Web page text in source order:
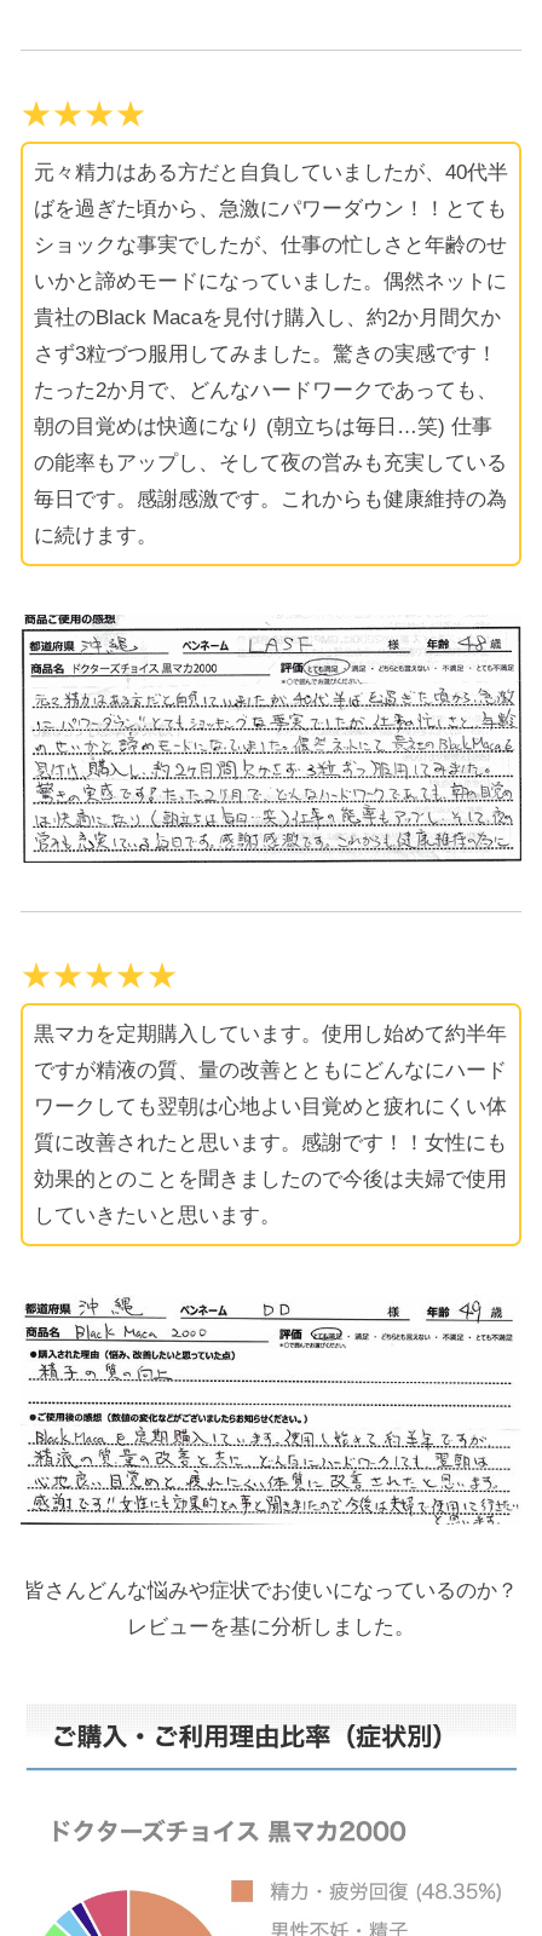
★★★★
元々精力はある方だと自負していましたが、40代半
ばを過ぎた頃から、急激にパワーダウン！！とても
ショックな事実でしたが、仕事の忙しさと年齢のせ
いかと諦めモードになっていました。偶然ネットに
貴社のBlack Macaを見付け購入し、約2か月間欠か
さず3粒づつ服用してみました。驚きの実感です！
たった2か月で、どんなハードワークであっても、
朝の目覚めは快適になり (朝立ちは毎日…笑) 仕事
の能率もアップし、そして夜の営みも充実している
毎日です。感謝感激です。これからも健康維持の為
に続けます。
★★★★★
黒マカを定期購入しています。使用し始めて約半年
ですが精液の質、量の改善とともにどんなにハード
ワークしても翌朝は心地よい目覚めと疲れにくい体
質に改善されたと思います。感謝です！！女性にも
効果的とのことを聞きましたので今後は夫婦で使用
していきたいと思います。
皆さんどんな悩みや症状でお使いになっているのか？
レビューを基に分析しました。